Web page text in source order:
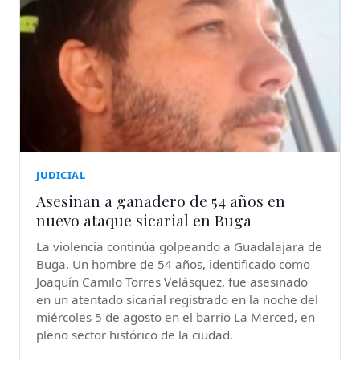
JUDICIAL
Asesinan a ganadero de 54 años en
nuevo ataque sicarial en Buga
La violencia continúa golpeando a Guadalajara de
Buga. Un hombre de 54 años, identificado como
Joaquín Camilo Torres Velásquez, fue asesinado
en un atentado sicarial registrado en la noche del
miércoles 5 de agosto en el barrio La Merced, en
pleno sector histórico de la ciudad.